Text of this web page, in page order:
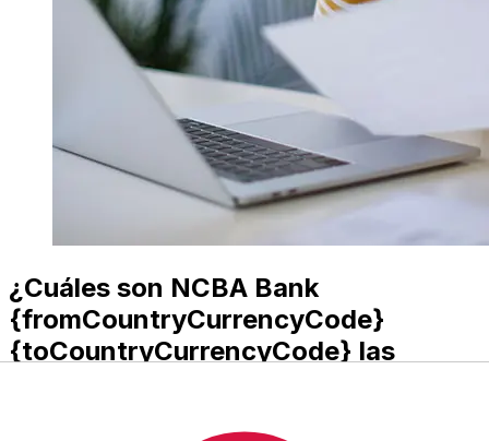
¿Cuáles son NCBA Bank
{fromCountryCurrencyCode}
{toCountryCurrencyCode} las
NCBA Bank costes de transferencia internacional de